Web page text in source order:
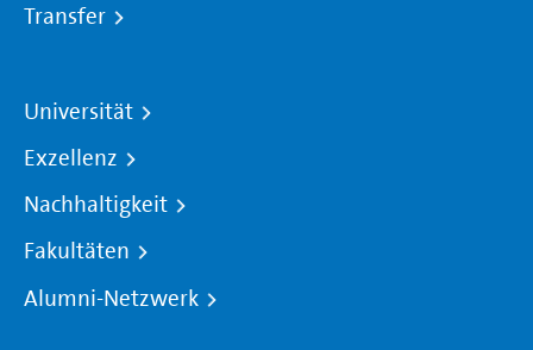
Transfer
Universität
Exzellenz
Nachhaltigkeit
Fakultäten
Alumni-Netzwerk